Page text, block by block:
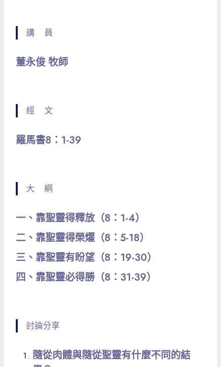
講 員
董永俊 牧師
經 文
羅馬書8：1-39
大 綱
一、靠聖靈得釋放（8：1-4）
二、靠聖靈得榮燿（8：5-18）
三、靠聖靈有盼望（8：19-30）
四、靠聖靈必得勝（8：31-39）
討論分享
隨從肉體與隨從聖靈有什麼不同的結